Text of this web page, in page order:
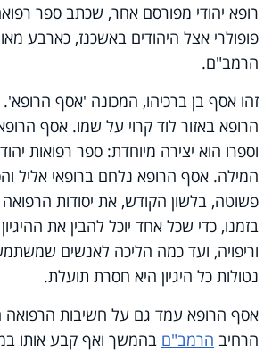
רופא יהודי מפורסם אחר, שכתב ספר
פופולרי אצל היהודים באשכנז, כארבע
הרמב"ם.
זהו אסף בן ברכיהו, המכונה 'אסף
הרופא באזור לוד קרוי על שמו. אסף
וספרו הוא יצירה מיוחדת: ספר רפואות
המילה. אסף הרופא נלחם ברופאי אליל
פשוטה, בלשון הקודש, את יסודות הרפואה
בזמנו, כדי שכל אחד יוכל להבין את
וריפויה, ועד כמה הליכה לאנשים
נטולות כל היגיון היא חסרת תועלת.
אסף הרופא עמד גם על חשיבות הרפואה
הרחיב הרמב"ם בהמשך ואף קבע אותו